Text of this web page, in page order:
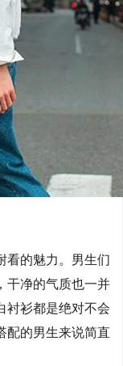
看的魅力。男生们
干净的气质也一并
衬衫都是绝对不会
配的男生来说简直